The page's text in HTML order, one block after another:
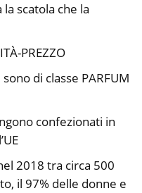
scatola che la
PREZZO
di classe PARFUM
confezionati in
2018 tra circa 500
il 97% delle donne e